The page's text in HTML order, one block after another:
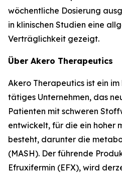
wöchentliche Dosierung
in klinischen Studien eine
Verträglichkeit gezeigt.
Über Akero Therapeutics
Akero Therapeutics ist ein
tätiges Unternehmen, das
Patienten mit schweren
entwickelt, für die ein hoher
besteht, darunter die
(MASH). Der führende
Efruxifermin (EFX), wird